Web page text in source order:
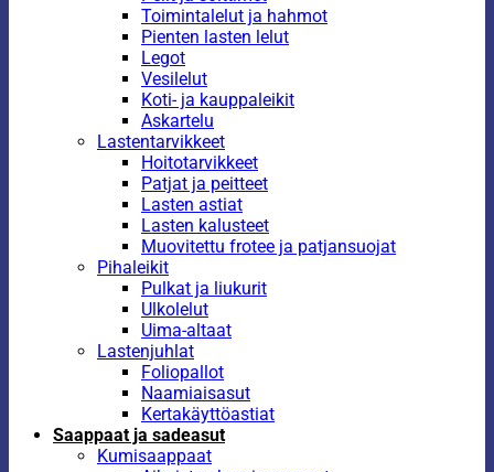
Toimintalelut ja hahmot
Pienten lasten lelut
Legot
Vesilelut
Koti- ja kauppaleikit
Askartelu
Lastentarvikkeet
Hoitotarvikkeet
Patjat ja peitteet
Lasten astiat
Lasten kalusteet
Muovitettu frotee ja patjansuojat
Pihaleikit
Pulkat ja liukurit
Ulkolelut
Uima-altaat
Lastenjuhlat
Foliopallot
Naamiaisasut
Kertakäyttöastiat
Saappaat ja sadeasut
Kumisaappaat